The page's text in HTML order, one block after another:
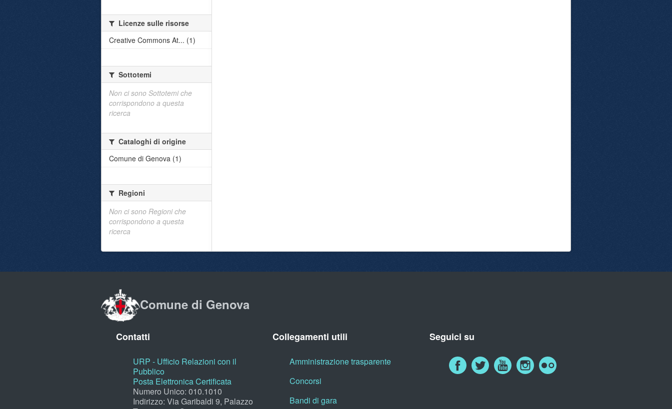
Licenze sulle risorse
Creative Commons At... (1)
Sottotemi
Non ci sono Sottotemi che
corrispondono a questa
ricerca
Cataloghi di origine
Comune di Genova (1)
Regioni
Non ci sono Regioni che
corrispondono a questa
ricerca
Comune di Genova
Contatti
URP - Ufficio Relazioni con il
Pubblico
Posta Elettronica Certificata
Numero Unico: 010.1010
Indirizzo: Via Garibaldi 9, Palazzo
Collegamenti utili
Amministrazione trasparente
Concorsi
Bandi di gara
Seguici su